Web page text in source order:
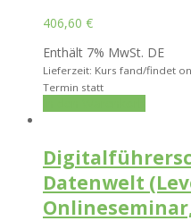
406,60 €
Enthält 7% MwSt. DE
Lieferzeit: Kurs fand/findet
Termin statt
Datenwelt